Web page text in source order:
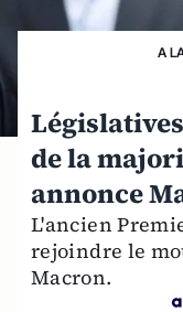
A
de la
annonce
L'ancien
rejoindre le
Macron.